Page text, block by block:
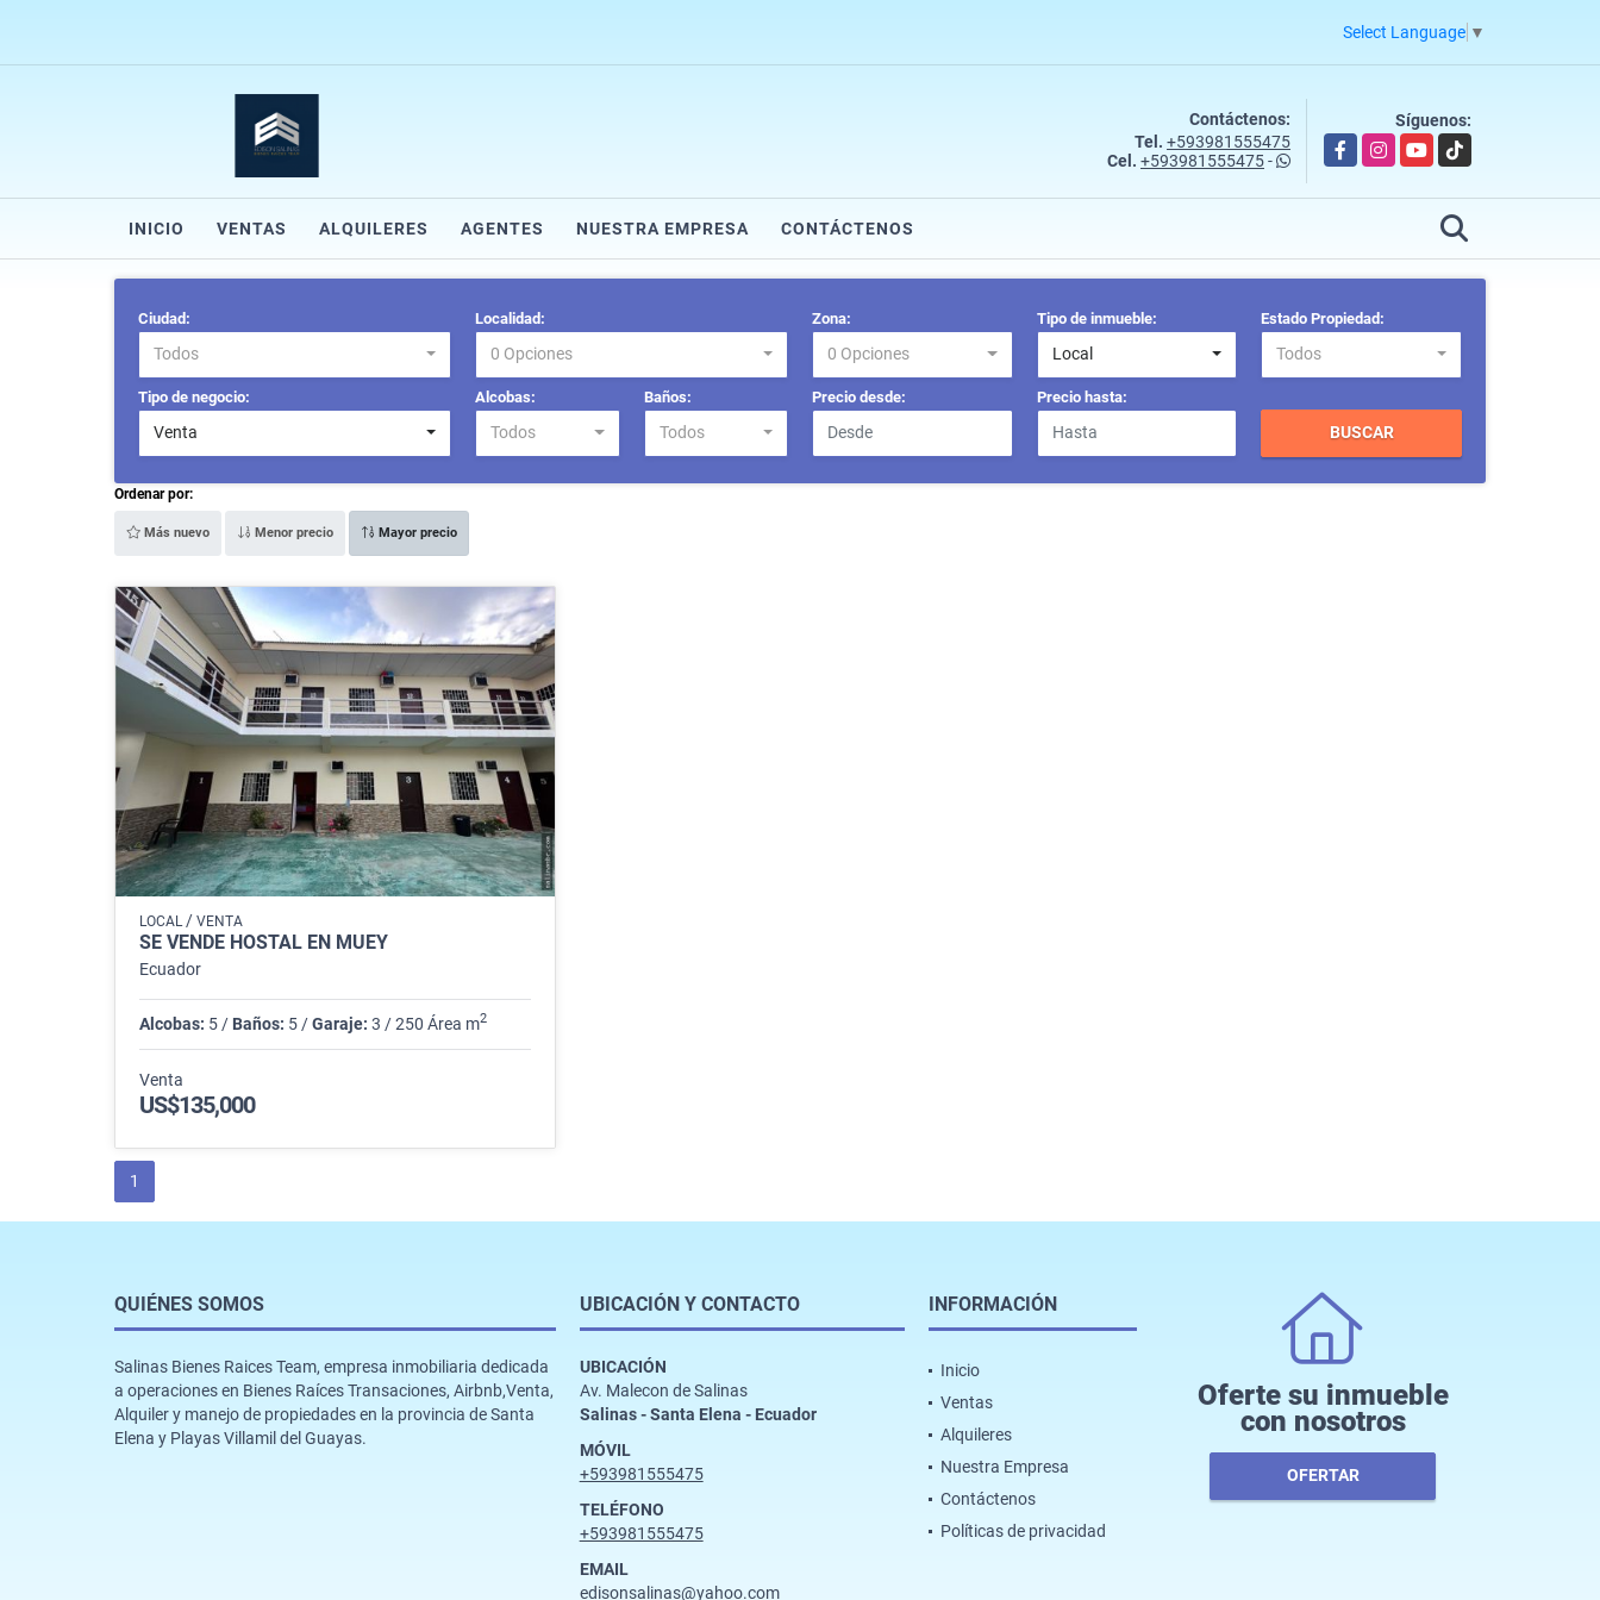
Select Language ▼
Contáctenos:
Tel. +593981555475
Cel. +593981555475-
Síguenos:
FacebookInstagramYouTubeTikTok
INICIO VENTAS ALQUILERES AGENTES NUESTRA EMPRESA CONTÁCTENOS
Ciudad:
Todos
Localidad:
0 Opciones
Zona:
0 Opciones
Tipo de inmueble:
Local
Estado Propiedad:
Todos
Tipo de negocio:
Venta
Alcobas:
Todos
Baños:
Todos
Precio desde: Precio hasta:
BUSCAR
Ordenar por:
Más nuevo Menor precio Mayor precio
LOCAL / VENTA
SE VENDE HOSTAL EN MUEY
Ecuador
Alcobas: 5 / Baños: 5 /Garaje: 3 / 250 Área m2
Venta
US$135,000
1
QUIÉNES SOMOS
Salinas Bienes Raices Team, empresa inmobiliaria dedicada
a operaciones en Bienes Raíces Transaciones, Airbnb,Venta,
Alquiler y manejo de propiedades en la provincia de Santa
Elena y Playas Villamil del Guayas.
UBICACIÓN Y CONTACTO
UBICACIÓN
Av. Malecon de Salinas
Salinas - Santa Elena - Ecuador
MÓVIL
+593981555475
TELÉFONO
+593981555475
EMAIL
edisonsalinas@yahoo.com
INFORMACIÓN
Inicio
Ventas
Alquileres
Nuestra Empresa
Contáctenos
Políticas de privacidad
Oferte su inmueble
con nosotros
OFERTAR